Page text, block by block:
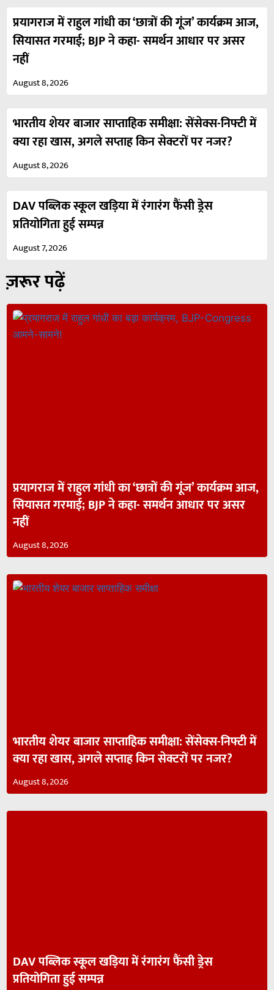
प्रयागराज में राहुल गांधी का ‘छात्रों की गूंज’ कार्यक्रम आज,
सियासत गरमाई; BJP ने कहा- समर्थन आधार पर असर
नहीं
August 8, 2026
भारतीय शेयर बाजार साप्ताहिक समीक्षा: सेंसेक्स-निफ्टी में
क्या रहा खास, अगले सप्ताह किन सेक्टरों पर नजर?
August 8, 2026
DAV पब्लिक स्कूल खड़िया में रंगारंग फैंसी ड्रेस
प्रतियोगिता हुई सम्पन्न
August 7, 2026
ज़रूर पढ़ें
प्रयागराज में राहुल गांधी का ‘छात्रों की गूंज’ कार्यक्रम आज,
सियासत गरमाई; BJP ने कहा- समर्थन आधार पर असर
नहीं
August 8, 2026
भारतीय शेयर बाजार साप्ताहिक समीक्षा: सेंसेक्स-निफ्टी में
क्या रहा खास, अगले सप्ताह किन सेक्टरों पर नजर?
August 8, 2026
DAV पब्लिक स्कूल खड़िया में रंगारंग फैंसी ड्रेस
प्रतियोगिता हुई सम्पन्न